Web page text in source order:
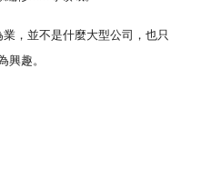
，並不是什麼大型公司，也只
興趣。